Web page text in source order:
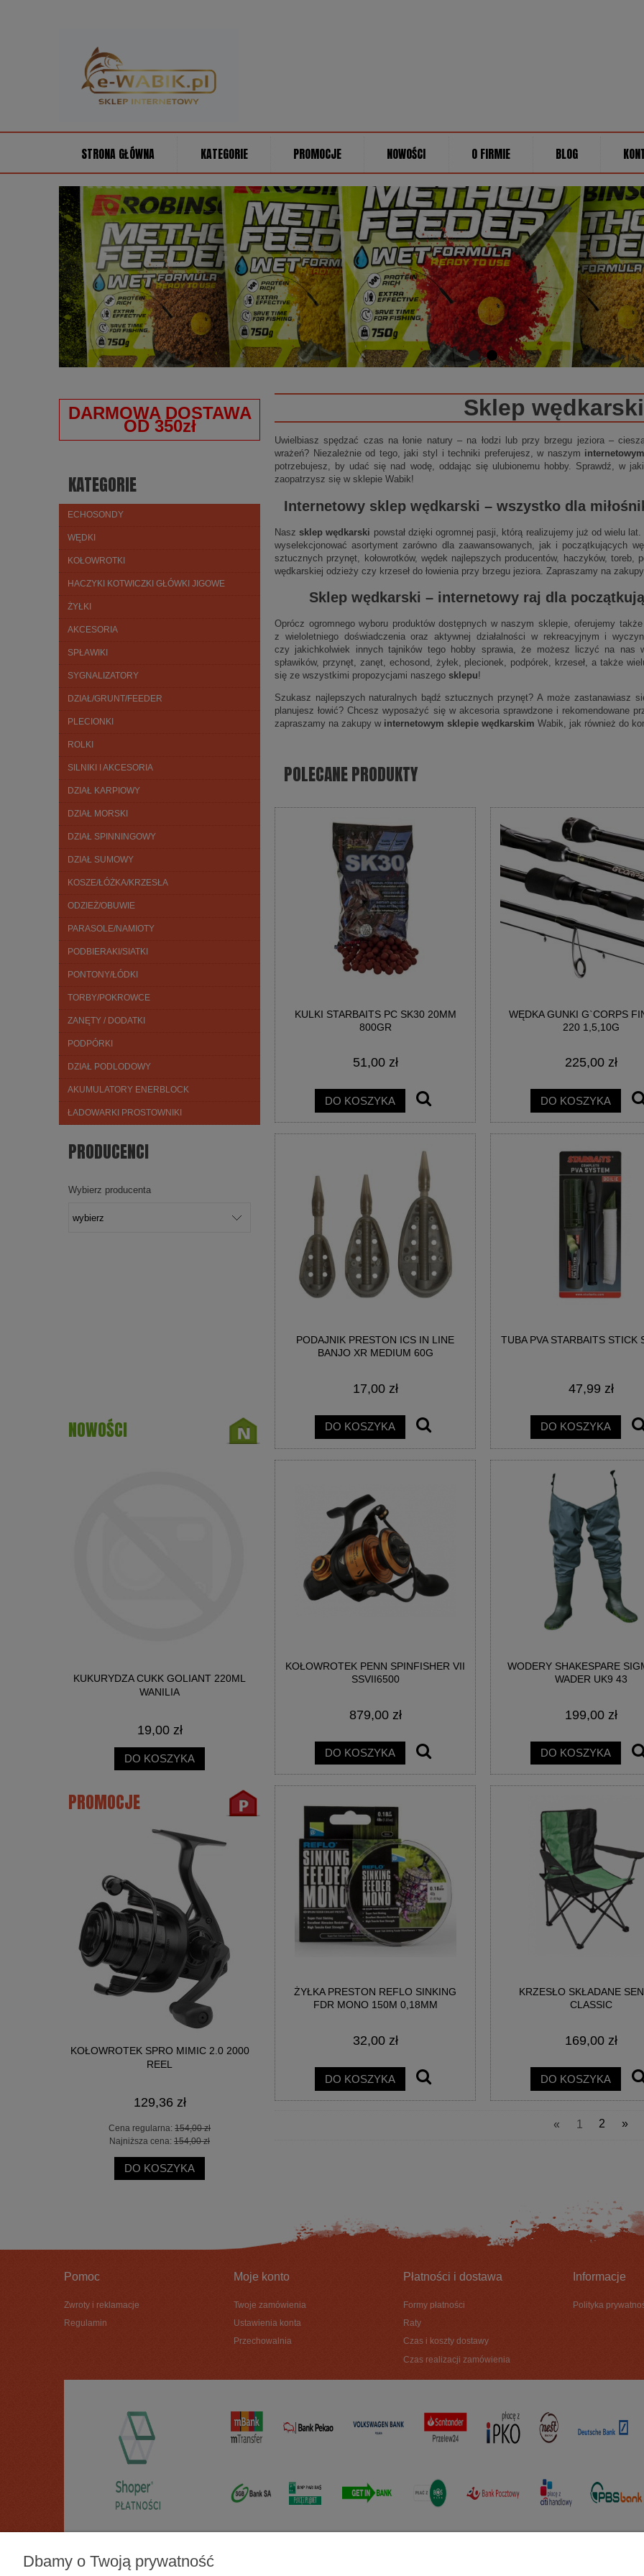
STRONA GŁÓWNA KATEGORIE PROMOCJE NOWOŚCI O FIRMIE BLOG
DARMOWA DOSTAWA
OD 350zł
KATEGORIE
ECHOSONDY
WĘDKI
KOŁOWROTKI
HACZYKI KOTWICZKI GŁÓWKI JIGOWE
ŻYŁKI
AKCESORIA
SPŁAWIKI
SYGNALIZATORY
DZIAŁ/GRUNT/FEEDER
PLECIONKI
ROLKI
SILNIKI I AKCESORIA
DZIAŁ KARPIOWY
DZIAŁ MORSKI
DZIAŁ SPINNINGOWY
DZIAŁ SUMOWY
KOSZE/ŁÓŻKA/KRZESŁA
ODZIEŻ/OBUWIE
PARASOLE/NAMIOTY
PODBIERAKI/SIATKI
PONTONY/ŁÓDKI
TORBY/POKROWCE
ZANĘTY / DODATKI
PODPÓRKI
DZIAŁ PODLODOWY
AKUMULATORY ENERBLOCK
ŁADOWARKI PROSTOWNIKI
PRODUCENCI
Wybierz producenta
NOWOŚCI
KUKURYDZA CUKK GOLIANT 220ML
WANILIA
19,00 zł
DO KOSZYKA
BIG RAINBOW EGG WAFTERS
DO KOSZYKA
BIG POISON EGG WAFTERS -
DO KOSZYKA
PROMOCJE
KOŁOWROTEK SPRO MIMIC 2.0 2000
REEL
129,36 zł
Cena regularna: 154,00 zł
Najniższa cena: 154,00 zł
DO KOSZYKA
WĘDKA OKUMA CUSTOM BLACK FEEDER
322,87 zł
KOŁOWROTEK SPRO MIMIC 2.0
134,40 zł
Cena regularna: 160,00 zł
Sklep wędkarski
Uwielbiasz spędzać czas na łonie natury – na łodzi lub przy brzegu jeziora –
wrażeń? Niezależnie od tego, jaki styl i techniki preferujesz, w naszym
potrzebujesz, by udać się nad wodę, oddając się ulubionemu hobby. Sprawdź, w
zaopatrzysz się w sklepie Wabik!
Internetowy sklep wędkarski – wszystko dla
Naszsklep wędkarski powstał dzięki ogromnej pasji, którą realizujemy już od wielu
wyselekcjonować asortyment zarówno dla zaawansowanych, jak i początkujących
sztucznych przynęt, kołowrotków, wędek najlepszych producentów, haczyków, toreb,
wędkarskiej odzieży czy krzeseł do łowienia przy brzegu jeziora. Zapraszamy na
Sklep wędkarski – internetowyraj dla
Oprócz ogromnego wyboru produktów dostępnych w naszym sklepie, oferujemy
z wieloletniego doświadczenia oraz aktywnej działalności w rekreacyjnym i
czy jakichkolwiek innych tajników tego hobby sprawia, że możesz liczyć na nas
spławików, przynęt, zanęt, echosond, żyłek, plecionek, podpórek, krzeseł, a także
się ze wszystkimi propozycjami naszego sklepu!
Szukasz najlepszych naturalnych bądź sztucznych przynęt? A może zastanawiasz
planujesz łowić? Chcesz wyposażyć się w akcesoria sprawdzone i rekomendowane
zapraszamy na zakupy w internetowym sklepie wędkarskim Wabik, jak również do
POLECANE PRODUKTY
KULKI STARBAITS PC SK30 20MM
800GR
51,00 zł
DO KOSZYKA
WĘDKA GUNKI G`CORPS
220 1,5,10G
225,00 zł
DO KOSZYKA
PODAJNIK PRESTON ICS IN LINE
BANJO XR MEDIUM 60G
17,00 zł
DO KOSZYKA
TUBA PVA STARBAITS STICK
47,99 zł
DO KOSZYKA
KOŁOWROTEK PENN SPINFISHER VII
SSVII6500
879,00 zł
DO KOSZYKA
WODERY SHAKESPARE
WADER UK9 43
199,00 zł
DO KOSZYKA
ŻYŁKA PRESTON REFLO SINKING
FDR MONO 150M 0,18MM
32,00 zł
DO KOSZYKA
KRZESŁO SKŁADANE
CLASSIC
169,00 zł
DO KOSZYKA
« 1 2 »
Pomoc
Zwroty i reklamacje
Regulamin
Moje konto
Twoje zamówienia
Ustawienia konta
Przechowalnia
Płatności i dostawa
Formy płatności
Raty
Czas i koszty dostawy
Czas realizacji zamówienia
Informacje
Polityka
Dbamy o Twoją prywatność